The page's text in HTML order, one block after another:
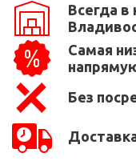
Всегда в
Самая
Без